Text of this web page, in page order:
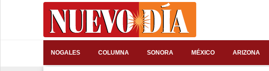
NOGALES COLUMNA SONORA MÉXICO ARIZONA